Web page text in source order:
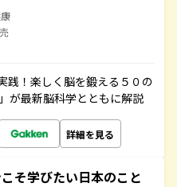
践！楽しく脳を鍛える５０の
が最新脳科学とともに解説
詳細を見る
そ学びたい日本のこと